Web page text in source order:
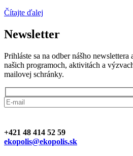
Čítajte ďalej
Newsletter
Prihláste sa na odber nášho
našich programoch, aktivitách a
mailovej schránky.
+421 48 414 52 59
ekopolis@ekopolis.sk